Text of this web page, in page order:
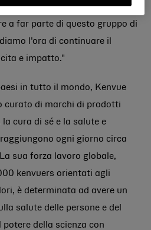
salute del consumatore.
a far parte di questo gruppo di
l'ora di continuare il
e impatto."
in tutto il mondo, Kenvue
curato di marchi di prodotti
cura di sé e la salute e
ogni giorno circa
sua forza lavoro globale,
kenvuers orientati agli
è determinata ad avere un
salute delle persone e del
della scienza con